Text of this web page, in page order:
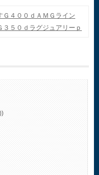
Ｇ４００ｄＡＭＧライン
３５０ｄラグジュアリーｐ